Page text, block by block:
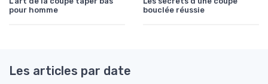
pour homme
bouclée réussie
Les articles par date